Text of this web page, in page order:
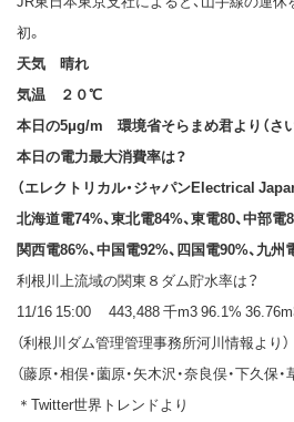
初。
天気 晴れ
気温 ２０℃
本日の5μg/m 環境省そらまめ君より（さ
本日の電力最大消費率は？
（エレクトリカル・ジャパンElectrical
北海道電74%、東北電84%、東電80、中部電
関西電86%、中国電92%、四国電90%、九州
利根川上流域の関東８ダム貯水率は？
11/16 15:00 443,488 千m3 96.1%
（利根川ダム管理管理事務所河川情報より）
（藤原・相俣・薗原・矢木沢・奈良俣・下久保
＊Twitter世界トレンドより